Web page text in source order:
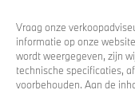
Vraag onze
informatie op onze
wordt weergegeven, zijn
technische specificaties,
voorbehouden. Aan de